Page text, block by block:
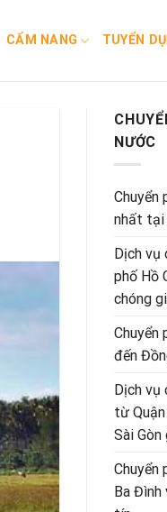
CẨM NANG TUYỂN
NƯỚC
Chuyển
nhất tại
Dịch vụ
phố Hồ
chóng
Chuyển
đến
Dịch vụ
từ
Sài Gòn
Chuyển
Ba Đình